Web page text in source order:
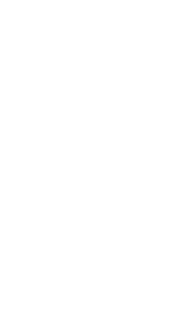
los que
los